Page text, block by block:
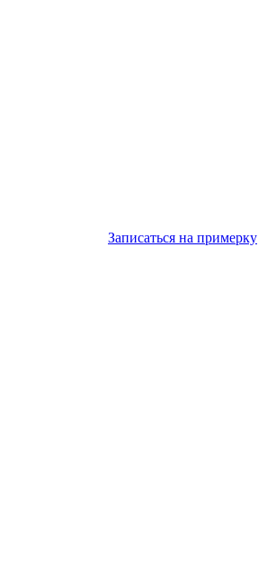
Записаться на примерку